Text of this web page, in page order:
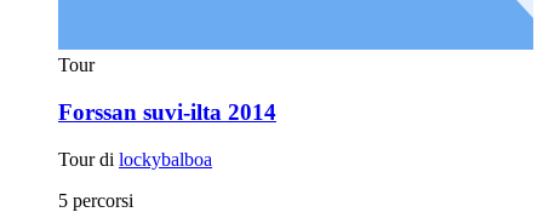
Tour
Forssan suvi-ilta 2014
Tour di lockybalboa
5 percorsi